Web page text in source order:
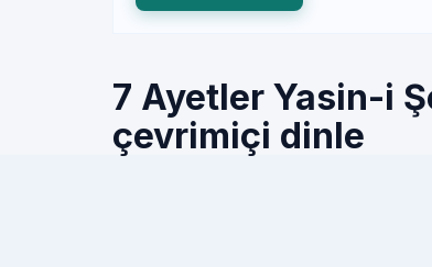
7 Ayetler Yasin-i
çevrimiçi dinle